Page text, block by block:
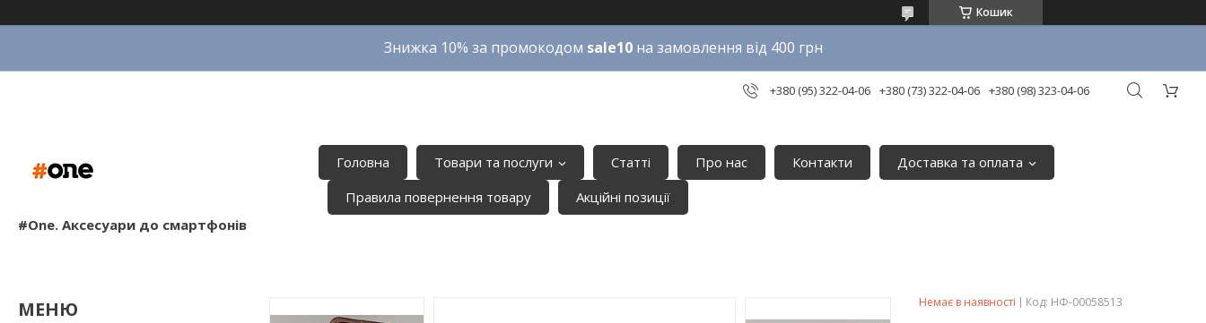
Кошик
Знижка 10% за промокодом sale10на замовлення від 400 грн
+380 (95) 322-04-06 +380 (73) 322-04-06 +380 (98) 323-04-06
#One. Аксесуари до смартфонів
Головна Товари та послуги Статті Про нас Контакти
Доставка та оплата
Правила повернення товару
Акційні позиції
Немає в наявності Код: НФ-00058513